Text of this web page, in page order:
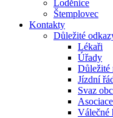
Loděnice
Štemplovec
Kontakty
Důležité
Lékaři
Úřady
Důležité
Jízdní
Svaz
Válečné